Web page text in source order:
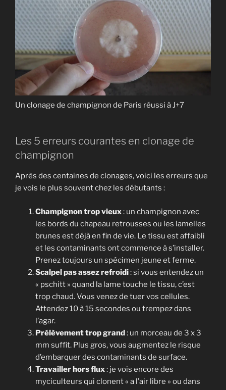
Un clonage de champignon de Paris réussi à J+7
Les 5 erreurs courantes en clonage de
champignon
Après des centaines de clonages, voici les erreurs que
je vois le plus souvent chez les débutants :
Champignon trop vieux: un champignon avec
les bords du chapeau retrousses ou les lamelles
brunes est déjà en fin de vie. Le tissu est affaibli
et les contaminants ont commence à s’installer.
Prenez toujours un spécimen jeune et ferme.
Scalpel pas assez refroidi: si vous entendez un
« pschitt » quand la lame touche le tissu, c’est
trop chaud. Vous venez de tuer vos cellules.
Attendez 10 à 15 secondes ou trempez dans
l’agar.
Prélèvement trop grand: un morceau de 3 x 3
mm suffit. Plus gros, vous augmentez le risque
d’embarquer des contaminants de surface.
Travailler hors flux: je vois encore des
myciculteurs qui clonent « a l’air libre » ou dans